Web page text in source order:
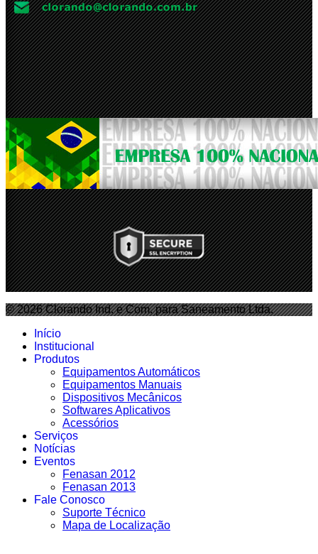
© 2026 Clorando Ind. e Com. para Saneamento Ltda.
Início
Institucional
Produtos
Equipamentos Automáticos
Equipamentos Manuais
Dispositivos Mecânicos
Softwares Aplicativos
Acessórios
Serviços
Notícias
Eventos
Fenasan 2012
Fenasan 2013
Fale Conosco
Suporte Técnico
Mapa de Localização